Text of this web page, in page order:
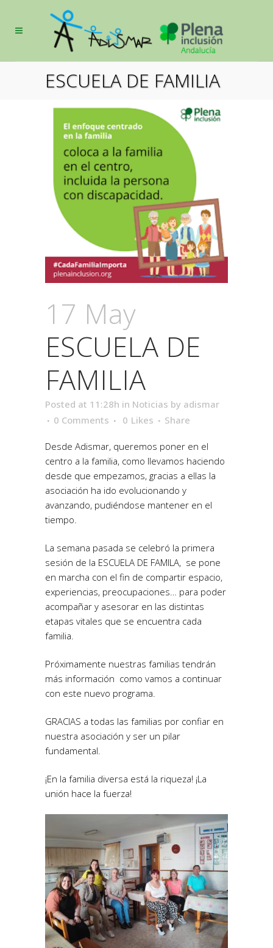
ESCUELA DE FAMILIA
17 May
ESCUELA DE
FAMILIA
Posted at 11:28h in Noticias by adismar
0 Comments
0 Likes Share
Desde Adismar, queremos poner en el
centro a la familia, como llevamos haciendo
desde que empezamos, gracias a ellas la
asociación ha ido evolucionando y
avanzando, pudiéndose mantener en el
tiempo.
La semana pasada se celebró la primera
sesión de la ESCUELA DE FAMILA, se pone
en marcha con el fin de compartir espacio,
experiencias, preocupaciones… para poder
acompañar y asesorar en las distintas
etapas vitales que se encuentra cada
familia.
Próximamente nuestras familias tendrán
más información como vamos a continuar
con este nuevo programa.
GRACIAS a todas las familias por confiar en
nuestra asociación y ser un pilar
fundamental.
¡En la familia diversa está la riqueza! ¡La
unión hace la fuerza!